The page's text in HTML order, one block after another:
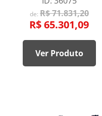
de: R$ 71.831,20
R$ 65.301,09
Ver Produto